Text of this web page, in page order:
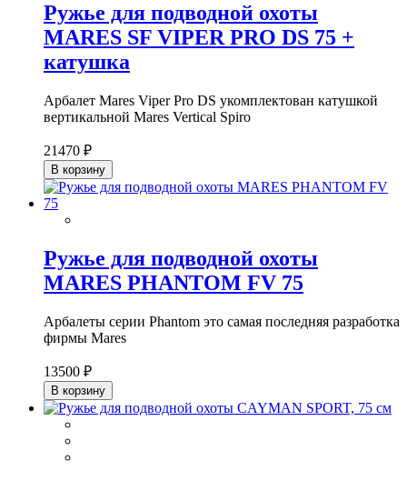
Ружье для подводной охоты
MARES SF VIPER PRO DS 75 +
катушка
Арбалет Mares Viper Pro DS укомплектован катушкой
вертикальной Mares Vertical Spiro
21470 ₽
В корзину
Ружье для подводной охоты
MARES PHANTOM FV 75
Арбалеты серии Phantom это самая последняя разработка
фирмы Mares
13500 ₽
В корзину